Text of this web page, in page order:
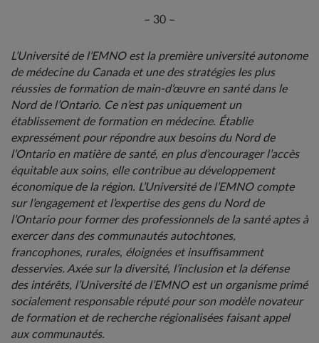
– 30 –
L’Université de l’EMNO est la première université autonome
de médecine du Canada et une des stratégies les plus
réussies de formation de main-d’œuvre en santé dans le
Nord de l’Ontario. Ce n’est pas uniquement un
établissement de formation en médecine. Établie
expressément pour répondre aux besoins du Nord de
l’Ontario en matière de santé, en plus d’encourager l’accès
équitable aux soins, elle contribue au développement
économique de la région. L’Université de l’EMNO compte
sur l’engagement et l’expertise des gens du Nord de
l’Ontario pour former des professionnels de la santé aptes à
exercer dans des communautés autochtones,
francophones, rurales, éloignées et insuffisamment
desservies. Axée sur la diversité, l’inclusion et la défense
des intérêts, l’Université de l’EMNO est un organisme primé
socialement responsable réputé pour son modèle novateur
de formation et de recherche régionalisées faisant appel
aux communautés.